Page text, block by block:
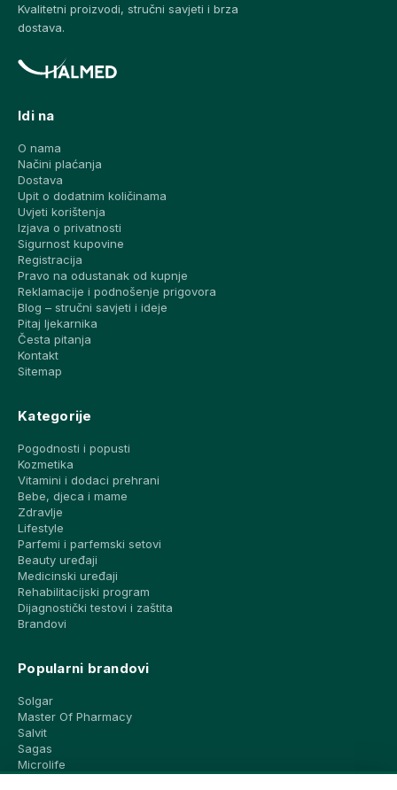
Kvalitetni proizvodi, stručni savjeti i brza
dostava.
Idi na
O nama
Načini plaćanja
Dostava
Upit o dodatnim količinama
Uvjeti korištenja
Izjava o privatnosti
Sigurnost kupovine
Registracija
Pravo na odustanak od kupnje
Reklamacije i podnošenje prigovora
Blog – stručni savjeti i ideje
Pitaj ljekarnika
Česta pitanja
Kontakt
Sitemap
Kategorije
Pogodnosti i popusti
Kozmetika
Vitamini i dodaci prehrani
Bebe, djeca i mame
Zdravlje
Lifestyle
Parfemi i parfemski setovi
Beauty uređaji
Medicinski uređaji
Rehabilitacijski program
Dijagnostički testovi i zaštita
Brandovi
Popularni brandovi
Solgar
Master Of Pharmacy
Salvit
Sagas
Microlife